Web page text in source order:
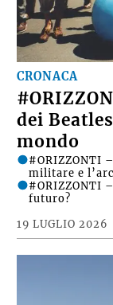
CRONACA
dei
mondo
19 LUGLIO 2026
#ORIZZONTI
militare e
#ORIZZONTI
futuro?